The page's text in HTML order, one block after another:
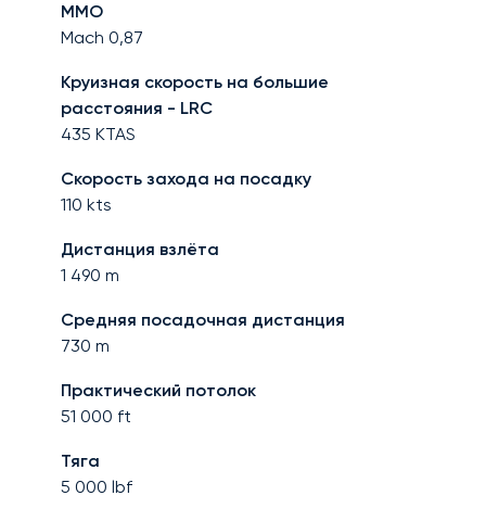
MMO
Mach 0,87
Круизная скорость на большие
расстояния - LRC
435 KTAS
Скорость захода на посадку
110 kts
Дистанция взлёта
1 490 m
Средняя посадочная дистанция
730 m
Практический потолок
51 000 ft
Тяга
5 000 lbf